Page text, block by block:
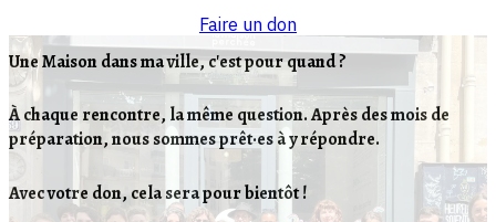
Faire un don
Une Maison dans ma ville, c'est pour quand ?
À chaque rencontre, la même question. Après des mois de
préparation, nous sommes prêt·es à y répondre.
Avec votre don, cela sera pour bientôt !